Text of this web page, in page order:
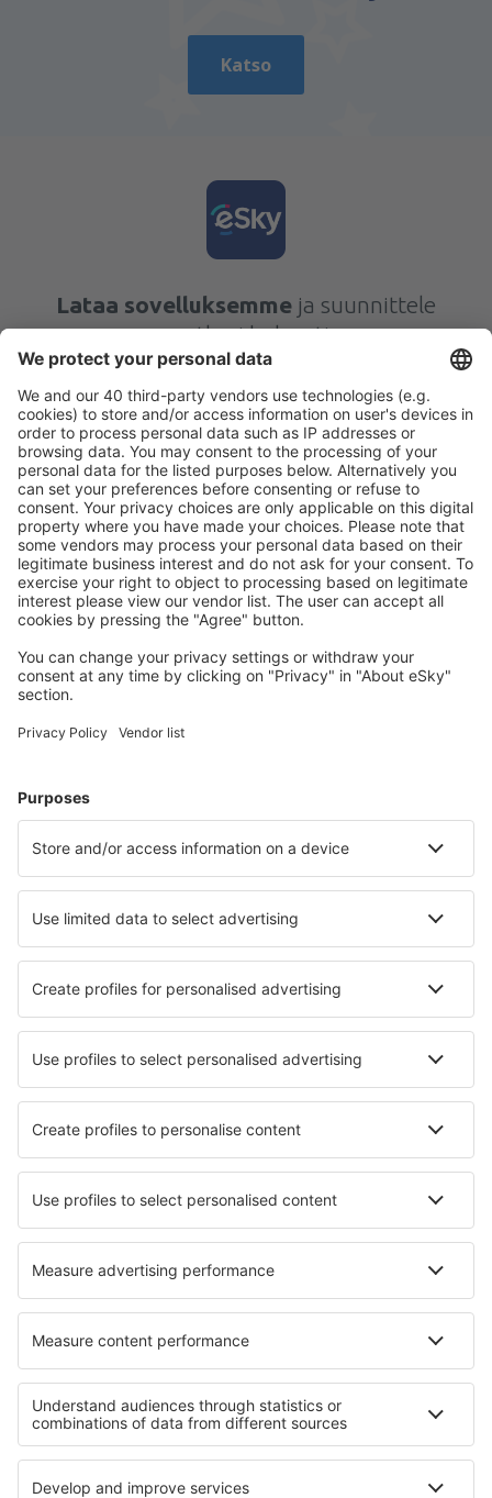
Katso
Lataa sovelluksemme ja suunnittele
matkasi helposti
Suunnittele matkasi
Halvat lennot
Kaupunkilomat
Lomamatkat
Majoitus
Lento+Hotelli
Hotellit
Kuljetukset
Lue lisää
Lentoyhtiöt
FlexFlight
Lufthansa
Wizz Air
Norwegian
KLM
SAS
Turkish Airlines
Air Baltic
Tietoa eSkysta
Sopimusehdot
Omat varaukset
Tietosuojakäytäntö
Tuki ja yhteystiedot
Yksityisyys